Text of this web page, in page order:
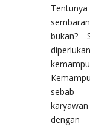
bukan?
sebab